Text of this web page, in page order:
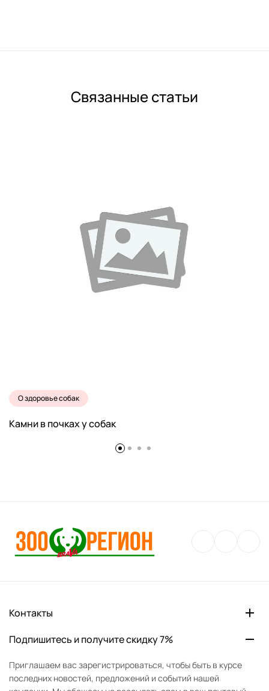
Связанные статьи
О здоровье собак
Камни в почках у собак
Контакты
Подпишитесь и получите скидку 7%
Приглашаем вас зарегистрироваться, чтобы быть в курсе
последних новостей, предложений и событий нашей